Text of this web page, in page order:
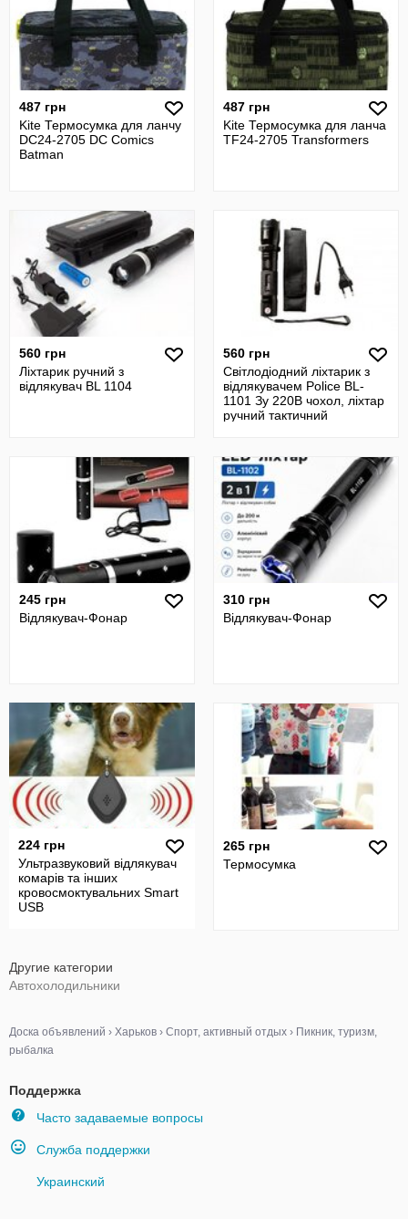
487 грн
Kite Термосумка для ланчу
DC24-2705 DC Comics
Batman
487 грн
Kite Термосумка для ланча
TF24-2705 Transformers
560 грн
Ліхтарик ручний з
відлякувач BL 1104
560 грн
Світлодіодний ліхтарик з
відлякувачем Police BL-
1101 Зу 220В чохол, ліхтар
ручний тактичний
245 грн
Відлякувач-Фонар
310 грн
Відлякувач-Фонар
224 грн
Ультразвуковий відлякувач
комарів та інших
кровосмоктувальних Smart
USB
265 грн
Термосумка
Другие категории
Автохолодильники
Доска объявлений › Харьков › Спорт, активный отдых › Пикник, туризм,
рыбалка
Поддержка
Часто задаваемые вопросы
Служба поддержки
Украинский